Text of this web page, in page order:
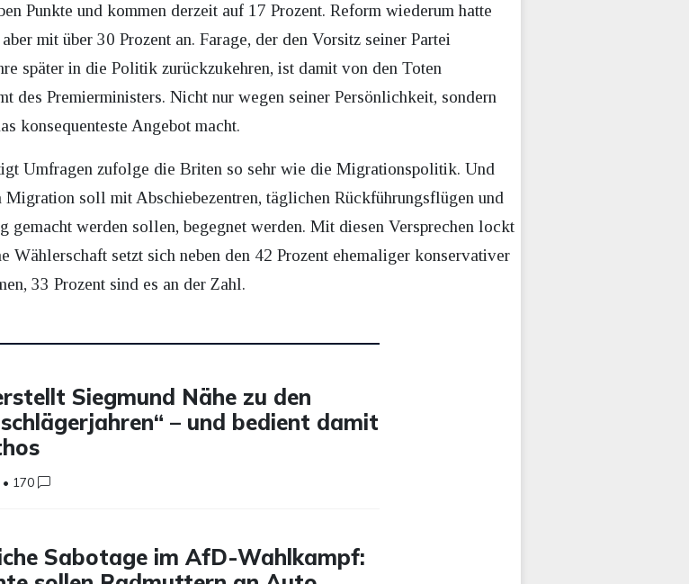
Punkte und kommen derzeit auf 17 Prozent. Reform wiederum hatte
mit über 30 Prozent an. Farage, der den Vorsitz seiner Partei
später in die Politik zurückzukehren, ist damit von den Toten
des Premierministers. Nicht nur wegen seiner Persönlichkeit, sondern
konsequenteste Angebot macht.
Umfragen zufolge die Briten so sehr wie die Migrationspolitik. Und
soll mit Abschiebezentren, täglichen Rückführungsflügen und
werden sollen, begegnet werden. Mit diesen Versprechen lockt
Wählerschaft setzt sich neben den 42 Prozent ehemaliger konservativer
33 Prozent sind es an der Zahl.
Siegmund Nähe zu den
– und bedient damit
• 170
Sabotage im AfD-Wahlkampf: